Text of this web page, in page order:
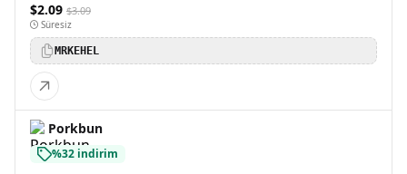
$2.09 $3.09
Süresiz
MRKEHEL
Porkbun
%32 indirim